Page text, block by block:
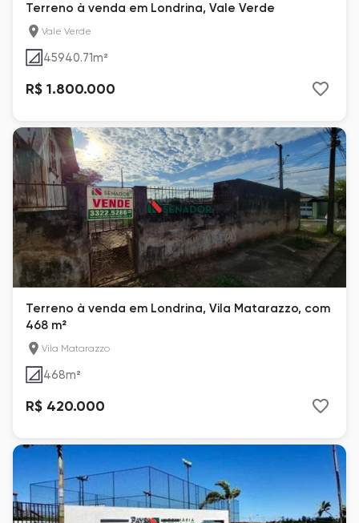
Terreno à venda em Londrina, Vale Verde
Vale Verde
45940.71m²
R$ 1.800.000
Terreno à venda em Londrina, Vila Matarazzo, com
468 m²
Vila Matarazzo
468m²
R$ 420.000